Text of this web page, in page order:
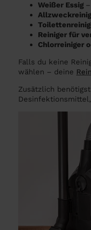
Weißer Essig
Reiniger für
Chlorreiniger
Falls du keine
wählen – deine
Zusätzlich